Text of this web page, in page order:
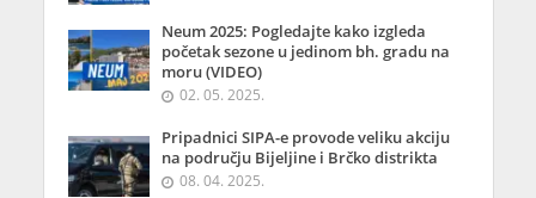
Neum 2025: Pogledajte kako izgleda
početak sezone u jedinom bh. gradu na
moru (VIDEO)
02. 05. 2025.
Pripadnici SIPA-e provode veliku akciju
na području Bijeljine i Brčko distrikta
08. 04. 2025.